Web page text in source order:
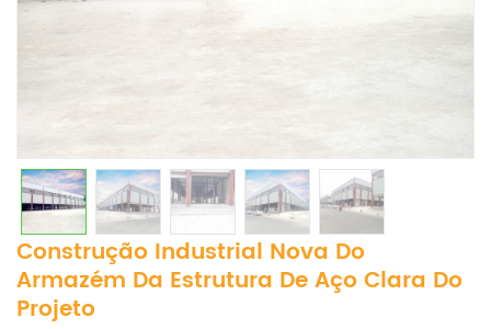
Construção Industrial Nova Do
Armazém Da Estrutura De Aço Clara Do
Projeto